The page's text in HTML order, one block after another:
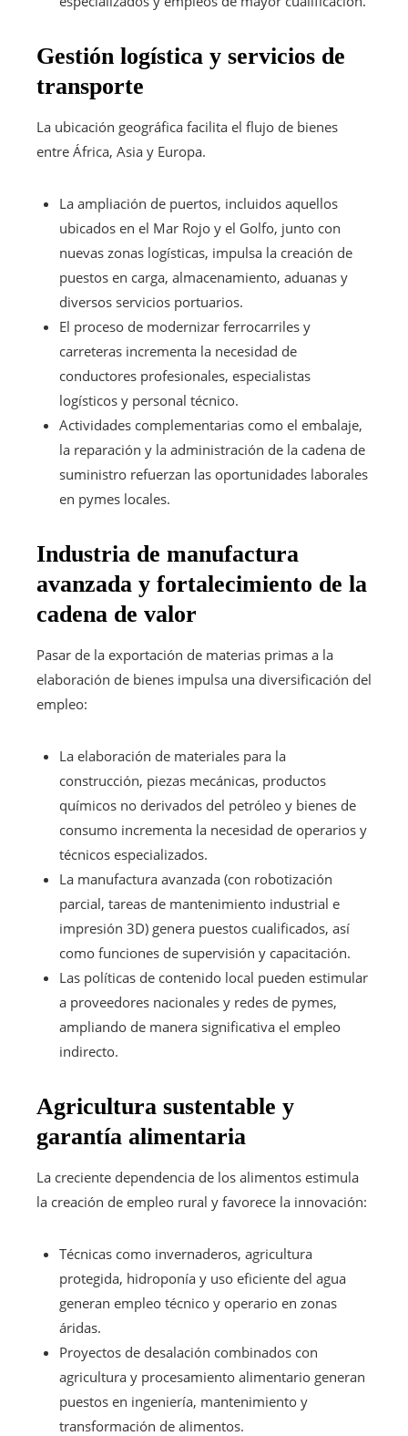
Gestión logística y servicios de
transporte
La ubicación geográfica facilita el flujo de bienes
entre África, Asia y Europa.
La ampliación de puertos, incluidos aquellos
ubicados en el Mar Rojo y el Golfo, junto con
nuevas zonas logísticas, impulsa la creación de
puestos en carga, almacenamiento, aduanas y
diversos servicios portuarios.
El proceso de modernizar ferrocarriles y
carreteras incrementa la necesidad de
conductores profesionales, especialistas
logísticos y personal técnico.
Actividades complementarias como el embalaje,
la reparación y la administración de la cadena de
suministro refuerzan las oportunidades laborales
en pymes locales.
Industria de manufactura
avanzada y fortalecimiento de la
cadena de valor
Pasar de la exportación de materias primas a la
elaboración de bienes impulsa una diversificación del
empleo:
La elaboración de materiales para la
construcción, piezas mecánicas, productos
químicos no derivados del petróleo y bienes de
consumo incrementa la necesidad de operarios y
técnicos especializados.
La manufactura avanzada (con robotización
parcial, tareas de mantenimiento industrial e
impresión 3D) genera puestos cualificados, así
como funciones de supervisión y capacitación.
Las políticas de contenido local pueden estimular
a proveedores nacionales y redes de pymes,
ampliando de manera significativa el empleo
indirecto.
Agricultura sustentable y
garantía alimentaria
La creciente dependencia de los alimentos estimula
la creación de empleo rural y favorece la innovación:
Técnicas como invernaderos, agricultura
protegida, hidroponía y uso eficiente del agua
generan empleo técnico y operario en zonas
áridas.
Proyectos de desalación combinados con
agricultura y procesamiento alimentario generan
puestos en ingeniería, mantenimiento y
transformación de alimentos.